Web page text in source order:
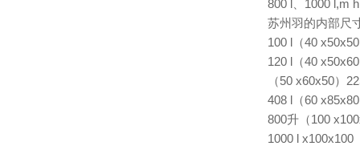
800 l、1000 l,m h
苏州羽的内部尺
100 l（40
120 l（40
（50 x60x50）
408 l（60
800升（100
1000 l x100x100